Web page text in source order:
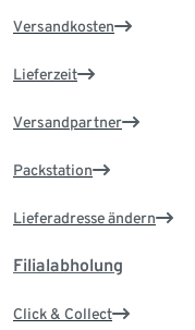
Versandkosten
Lieferzeit
Versandpartner
Packstation
Lieferadresse ändern
Filialabholung
Click & Collect